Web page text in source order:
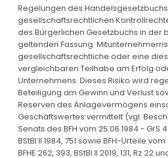
Regelungen des
gesellschaftsrechtlichen Kontrollrechte
des Bürgerlichen Gesetzbuchs in der
geltenden Fassung.
gesellschaftsrechtliche oder eine
vergleichbaren Teilhabe am Erfolg
Unternehmens. Dieses Risiko wird
Beteiligung am Gewinn und Verlust
Reserven des Anlagevermögens
Geschäftswertes vermittelt (vgl.
Senats des BFH vom 25.06.1984 - GrS 4/
BStBl II 1984, 751 sowie BFH-Urteile vom
BFHE 262, 393, BStBl II 2019, 131, Rz 22